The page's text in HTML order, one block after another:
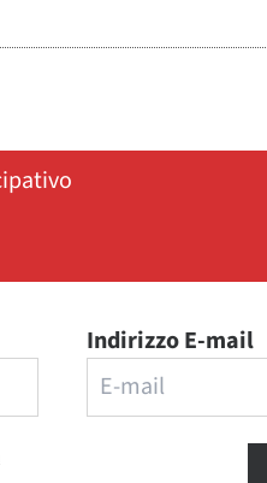
Indirizzo E-mail